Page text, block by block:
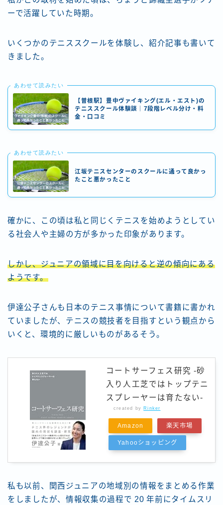
Follow Me
ーで活躍していた時期。
いくつかのテニススクールを体験し、紹介記事も書いて
きました。
あわせて読みたい
【曽根駅】豊中ヴァイキング(エル・エスト)の
テニススクール体験談｜7段階レベル分け・料
金・口コミ
あわせて読みたい
江坂テニスセンターのスクールに通って良かっ
たこと悪かったこと
確かに、この頃は私と同じくテニスを始めようとしてい
る社会人や主婦の方が多かった印象があります。
しかし、ジュニアの領域に目を向けると逆の傾向にある
ようです。
伊達公子さんも日本のテニス事情について書籍に書かれ
ていましたが、テニスの競技者を目指すという観点から
いくと、環境的に厳しいものがあるそう。
コートサーフェス研究 -砂
入り人工芝ではトップテニ
スプレーヤーは育たない-
created by Rinker
Amazon 楽天市場
Yahooショッピング
私も以前、関西ジュニアの地域別の情報をまとめる作業
をしましたが、情報収集の過程で 20 年前にタイムスリ